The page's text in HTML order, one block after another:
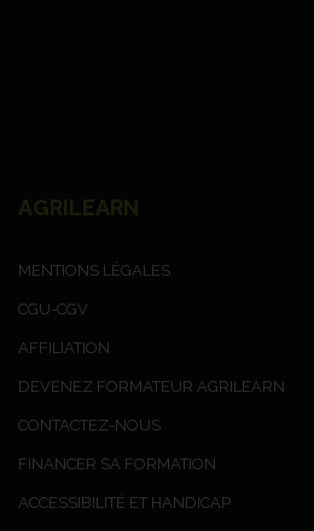
AGRILEARN
MENTIONS LÉGALES
CGU-CGV
AFFILIATION
DEVENEZ FORMATEUR AGRILEARN
CONTACTEZ-NOUS
FINANCER SA FORMATION
ACCESSIBILITÉ ET HANDICAP